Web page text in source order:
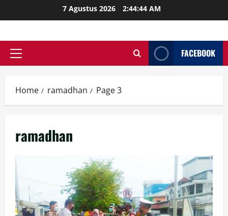
to
7 Agustus 2026 2:44:45 AM
Primary
FACEBOOK
Home ramadhan Page 3
ramadhan